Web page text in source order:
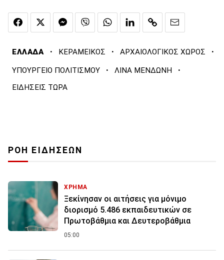
ΕΛΛΑΔΑ · ΚΕΡΑΜΕΙΚΟΣ · ΑΡΧΑΙΟΛΟΓΙΚΟΣ ΧΩΡΟΣ ·
ΥΠΟΥΡΓΕΙΟ ΠΟΛΙΤΙΣΜΟΥ · ΛΙΝΑ ΜΕΝΔΩΝΗ ·
ΕΙΔΗΣΕΙΣ ΤΩΡΑ
ΡΟΗ ΕΙΔΗΣΕΩΝ
ΧΡΗΜΑ
Ξεκίνησαν οι αιτήσεις για μόνιμο
διορισμό 5.486 εκπαιδευτικών σε
Πρωτοβάθμια και Δευτεροβάθμια
05:00